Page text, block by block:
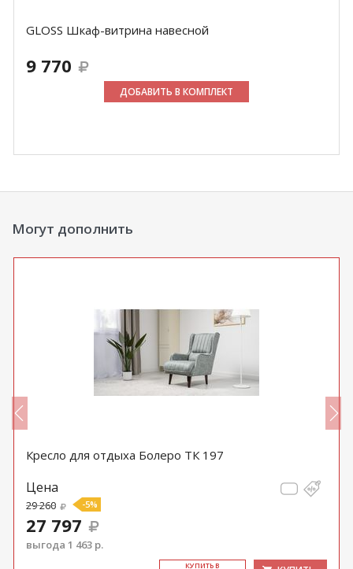
GLOSS Шкаф-витрина навесной
9 770
ДОБАВИТЬ В КОМПЛЕКТ
Могут дополнить
Кресло для отдыха Болеро ТК 197
Цена
29 260 -5%
27 797
выгода 1 463 р.
КУ­ПИТЬ В